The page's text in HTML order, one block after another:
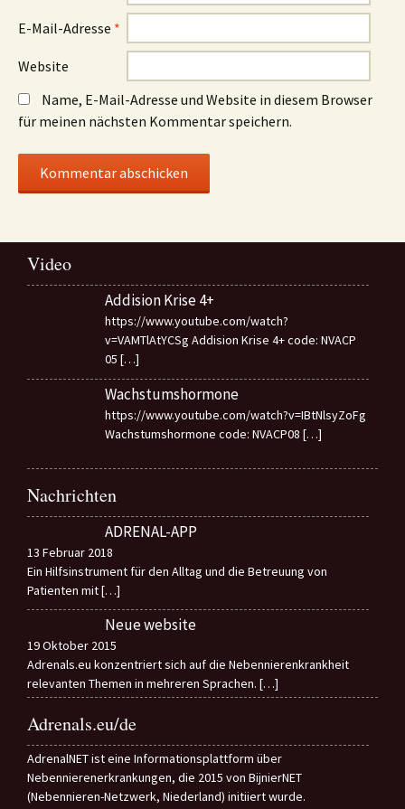
E-Mail-Adresse *
Website
Name, E-Mail-Adresse und Website in diesem Browser
für meinen nächsten Kommentar speichern.
Video
Addision Krise 4+
https://www.youtube.com/watch?
v=VAMTlAtYCSg Addision Krise 4+ code: NVACP
05 […]
Wachstumshormone
https://www.youtube.com/watch?v=IBtNlsyZoFg
Wachstumshormone code: NVACP08 […]
Nachrichten
ADRENAL-APP
13 Februar 2018
Ein Hilfsinstrument für den Alltag und die Betreuung von
Patienten mit[…]
Neue website
19 Oktober 2015
Adrenals.eu konzentriert sich auf die Nebennierenkrankheit
relevanten Themen in mehreren Sprachen. […]
Adrenals.eu/de
AdrenalNET ist eine Informationsplattform über
Nebennierenerkrankungen, die 2015 von BijnierNET
(Nebennieren-Netzwerk, Niederland) initiiert wurde.